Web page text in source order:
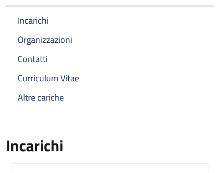
Incarichi
Organizzazioni
Contatti
Curriculum Vitae
Altre cariche
Incarichi